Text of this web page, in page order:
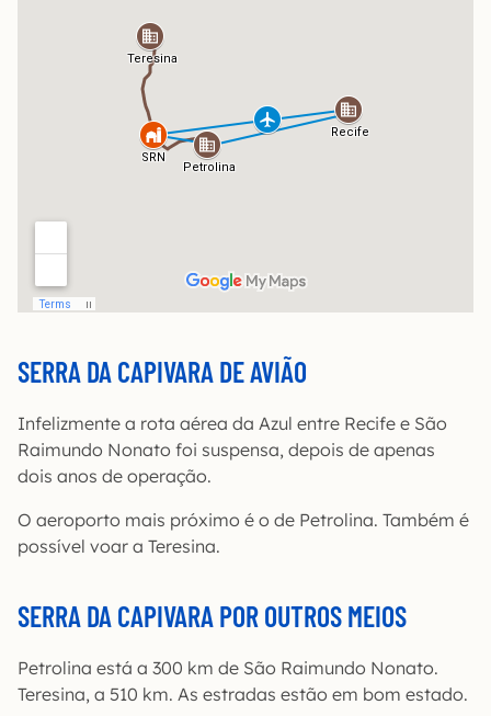
SERRA DA CAPIVARA DE AVIÃO
Infelizmente a rota aérea da Azul entre Recife e São
Raimundo Nonato foi suspensa, depois de apenas
dois anos de operação.
O aeroporto mais próximo é o de Petrolina. Também é
possível voar a Teresina.
SERRA DA CAPIVARA POR OUTROS MEIOS
Petrolina está a 300 km de São Raimundo Nonato.
Teresina, a 510 km. As estradas estão em bom estado.